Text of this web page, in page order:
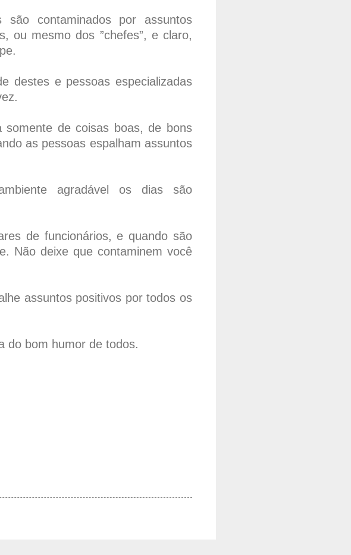
contaminados por assuntos
ou mesmo dos ”chefes”, e claro,
destes e pessoas especializadas
de coisas boas, de bons
as pessoas espalham assuntos
agradável os dias são
de funcionários, e quando são
Não deixe que contaminem você
assuntos positivos por todos os
do bom humor de todos.